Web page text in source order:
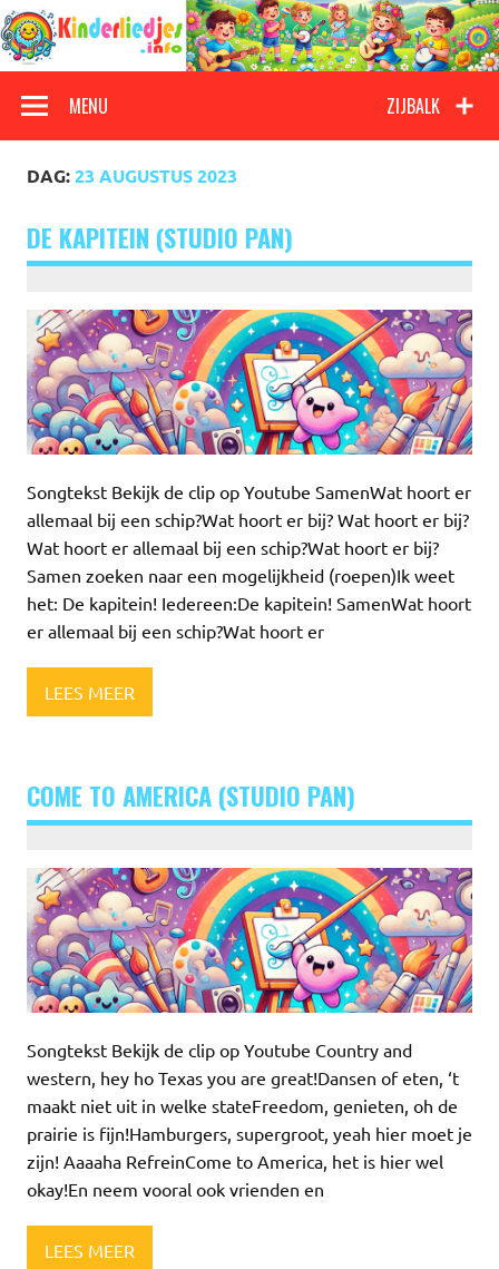
Doorgaan
naar
inhoud
Kinderliedjes
ZIJBALK
MENU
DAG:23 AUGUSTUS 2023
DE KAPITEIN (STUDIO PAN)
Songtekst Bekijk de clip op Youtube SamenWat hoort er
allemaal bij een schip?Wat hoort er bij? Wat hoort er bij?
Wat hoort er allemaal bij een schip?Wat hoort er bij?
Samen zoeken naar een mogelijkheid (roepen)Ik weet
het: De kapitein! Iedereen:De kapitein! SamenWat hoort
er allemaal bij een schip?Wat hoort er
LEES MEER
COME TO AMERICA (STUDIO PAN)
Songtekst Bekijk de clip op Youtube Country and
western, hey ho Texas you are great!Dansen of eten, ‘t
maakt niet uit in welke stateFreedom, genieten, oh de
prairie is fijn!Hamburgers, supergroot, yeah hier moet je
zijn! Aaaaha RefreinCome to America, het is hier wel
okay!En neem vooral ook vrienden en
LEES MEER